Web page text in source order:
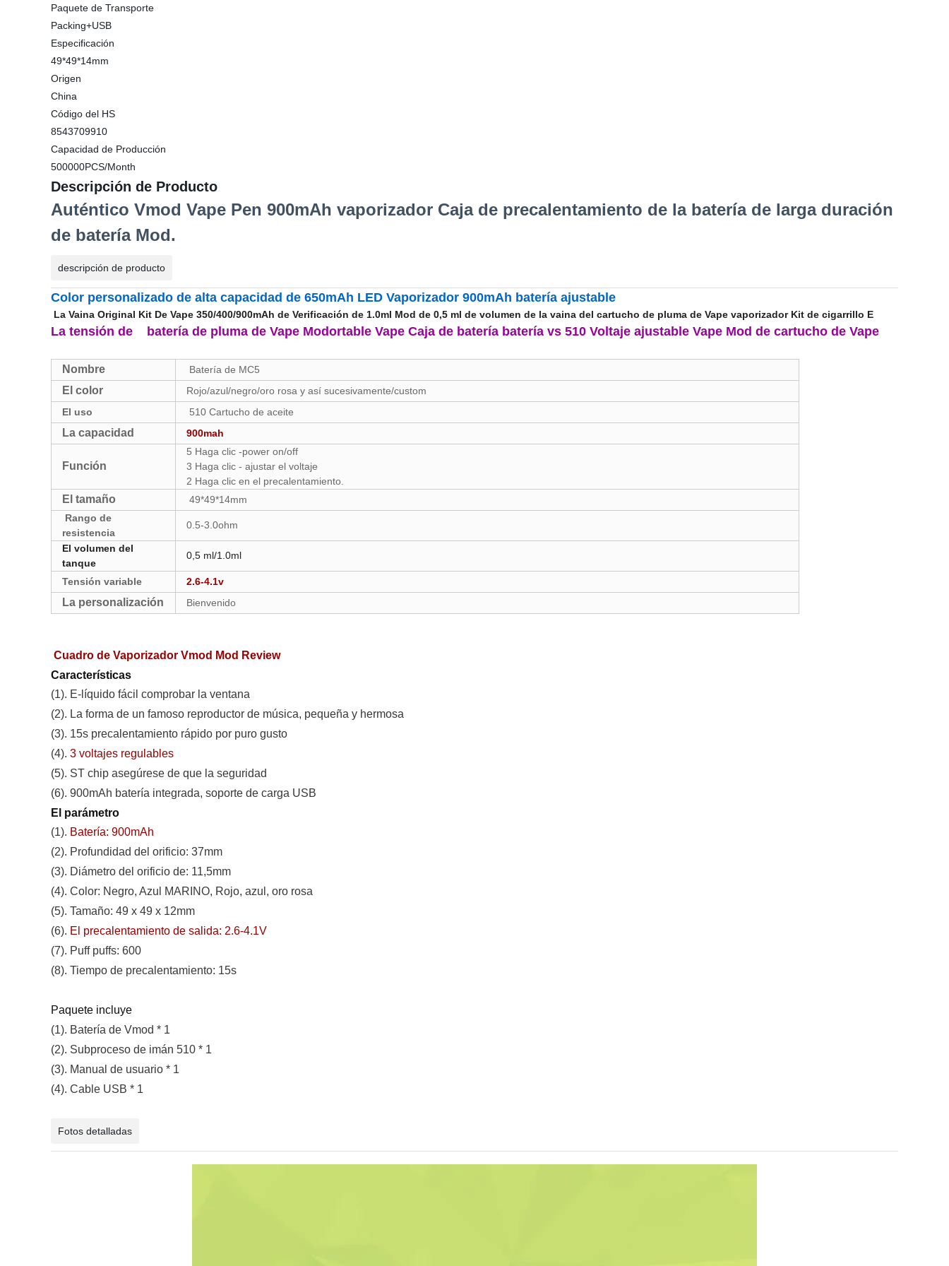
Paquete de Transporte
Packing+USB
Especificación
49*49*14mm
Origen
China
Código del HS
8543709910
Capacidad de Producción
500000PCS/Month
Descripción de Producto
Auténtico Vmod Vape Pen 900mAh vaporizador Caja de precalentamiento de la batería de larga duración
de batería Mod.
descripción de producto
Color personalizado de alta capacidad de 650mAh LED Vaporizador 900mAh batería ajustable
La Vaina Original Kit De Vape 350/400/900mAh de Verificación de 1.0ml Mod de 0,5 ml de volumen de la vaina del cartucho de pluma de Vape vaporizador Kit de cigarrillo E
La tensión de batería de pluma de Vape Modortable Vape Caja de batería batería vs 510 Voltaje ajustable Vape Mod de cartucho de Vape
Nombre Batería de MC5
El color
Rojo/azul/negro/oro rosa y así sucesivamente/custom
El uso
510 Cartucho de aceite
La capacidad 900mah
Función
5 Haga clic -power on/off
3 Haga clic - ajustar el voltaje
2 Haga clic en el precalentamiento.
El tamaño
49*49*14mm
Rango de
resistencia
0.5-3.0ohm
El volumen del
tanque
0,5 ml/1.0ml
Tensión variable 2.6-4.1v
La personalización Bienvenido
Cuadro de Vaporizador Vmod Mod Review
Características
(1). E-líquido fácil comprobar la ventana
(2). La forma de un famoso reproductor de música, pequeña y hermosa
(3). 15s precalentamiento rápido por puro gusto
(4). 3 voltajes regulables
(5). ST chip asegúrese de que la seguridad
(6). 900mAh batería integrada, soporte de carga USB
El parámetro
(1). Batería: 900mAh
(2). Profundidad del orificio: 37mm
(3). Diámetro del orificio de: 11,5mm
(4). Color: Negro, Azul MARINO, Rojo, azul, oro rosa
(5). Tamaño: 49 x 49 x 12mm
(6). El precalentamiento de salida: 2.6-4.1V
(7). Puff puffs: 600
(8). Tiempo de precalentamiento: 15s
Paquete incluye
(1). Batería de Vmod * 1
(2). Subproceso de imán 510 * 1
(3). Manual de usuario * 1
(4). Cable USB * 1
Fotos detalladas